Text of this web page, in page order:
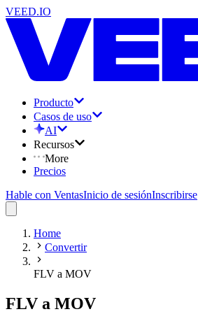
VEED.IO
Producto
Casos de uso
AI
Recursos
More
Precios
Hable con VentasInicio de sesiónInscribirse
Home
Convertir
FLV a MOV
FLV a MOV